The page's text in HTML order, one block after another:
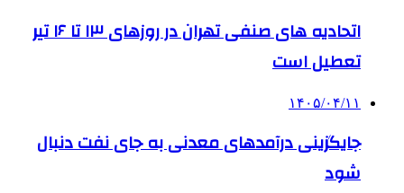
اتحادیه های صنفی تهران در روزهای ۱۳ تا ۱۶ تیر
تعطیل است
۱۴۰۵/۰۴/۱۱
جایگزینی درآمدهای معدنی به جای نفت دنبال
شود